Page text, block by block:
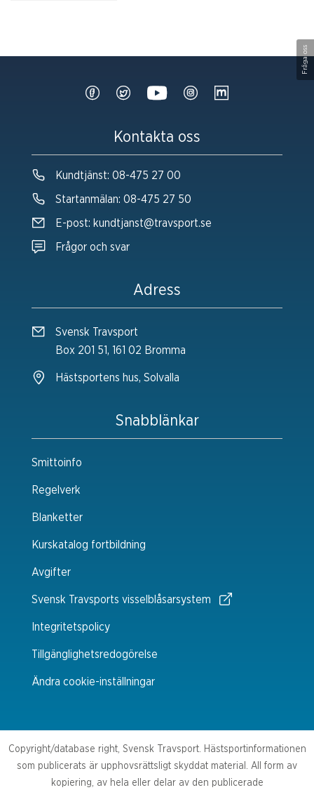
Snabblänkar
Smittoinfo
Regelverk
Blanketter
Kurskatalog fortbildning
Avgifter
Svensk Travsports visselblåsarsystem
Integritetspolicy
Tillgänglighetsredogörelse
Ändra cookie-inställningar
Kontakta oss
Kundtjänst: 08-475 27 00
Startanmälan: 08-475 27 50
E-post: kundtjanst@travsport.se
Frågor och svar
Adress
Svensk Travsport
Box 201 51, 161 02 Bromma
Hästsportens hus, Solvalla
Fråga oss
Copyright/database right, Svensk Travsport. Hästsportinformationen
som publicerats är upphovsrättsligt skyddat material. All form av
kopiering, av hela eller delar av den publicerade